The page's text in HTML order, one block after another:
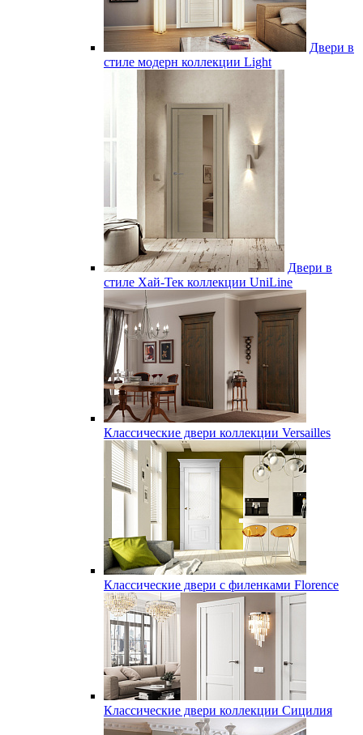
Двери в
стиле модерн коллекции Light
Двери в
стиле Хай-Тек коллекции UniLine
Классические двери коллекции Versailles
Классические двери с филенками Florence
Классические двери коллекции Сицилия